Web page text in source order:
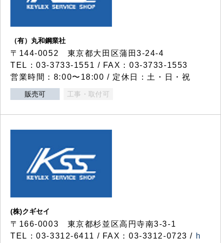
（有）丸和鋼業社
〒144-0052 東京都大田区蒲田3-24-4
TEL：03-3733-1551 / FAX：03-3733-1553
営業時間：8:00〜18:00 / 定休日：土・日・祝
販売可 工事・取付可
(株)クギセイ
〒166-0003 東京都杉並区高円寺南3-3-1
TEL：03-3312-6411 / FAX：03-3312-0723 / h